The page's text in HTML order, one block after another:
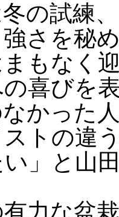
の試練
さを秘
もなく
喜びを
かった
トの違
」と山
力な盆